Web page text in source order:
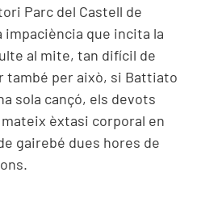
Parc del Castell de
impaciència que incita la
al mite, tan difícil de
també per això, si Battiato
sola cançó, els devots
èxtasi corporal en
gairebé dues hores de